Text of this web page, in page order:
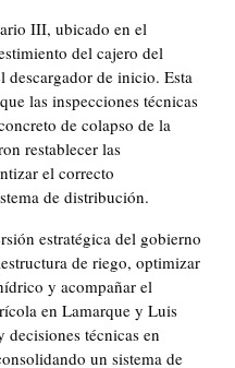
III, ubicado en el
del cajero del
descargador de inicio. Esta
las inspecciones técnicas
de colapso de la
restablecer las
el correcto
de distribución.
estratégica del gobierno
de riego, optimizar
y acompañar el
en Lamarque y Luis
técnicas en
un sistema de